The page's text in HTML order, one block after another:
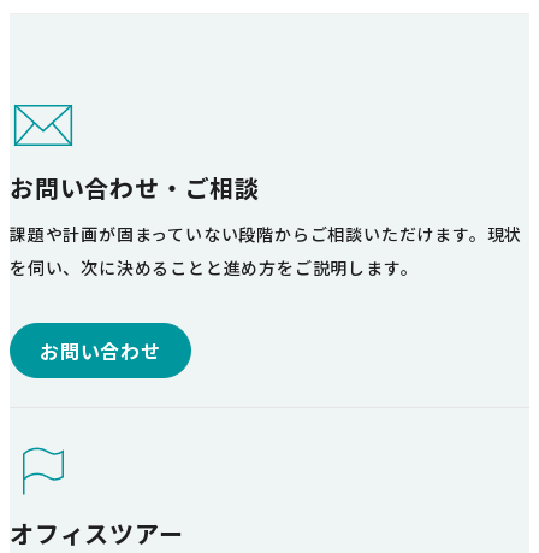
お問い合わせ・ご相談
課題や計画が固まっていない段階からご相談いただけます。現状
を伺い、次に決めることと進め方をご説明します。
お問い合わせ
オフィスツアー